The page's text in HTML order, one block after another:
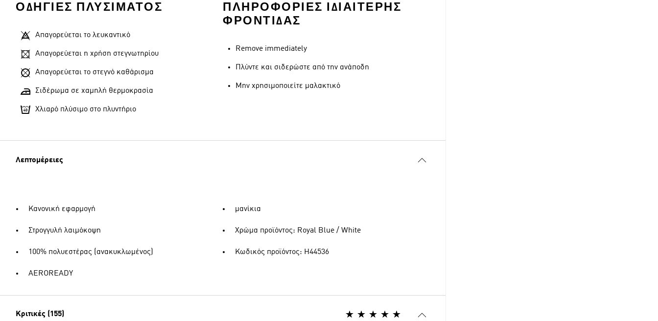
ΟΔΗΓΊΕΣ ΠΛΥΣΊΜΑΤΟΣ
Απαγορεύεται το λευκαντικό
Απαγορεύεται η χρήση στεγνωτηρίου
Απαγορεύεται το στεγνό καθάρισμα
Σιδέρωμα σε χαμηλή θερμοκρασία
Χλιαρό πλύσιμο στο πλυντήριο
ΠΛΗΡΟΦΟΡΊΕΣ ΙΔΙΑΊΤΕΡΗΣ
ΦΡΟΝΤΊΔΑΣ
Remove immediately
Πλύντε και σιδερώστε από την ανάποδη
Μην χρησιμοποιείτε μαλακτικό
Λεπτομέρειες
Κανονική εφαρμογή
Στρογγυλή λαιμόκοψη
100% πολυεστέρας (ανακυκλωμένος)
AEROREADY
μανίκια
Χρώμα προϊόντος: Royal Blue / White
Κωδικός προϊόντος: H44536
Κριτικές (155)